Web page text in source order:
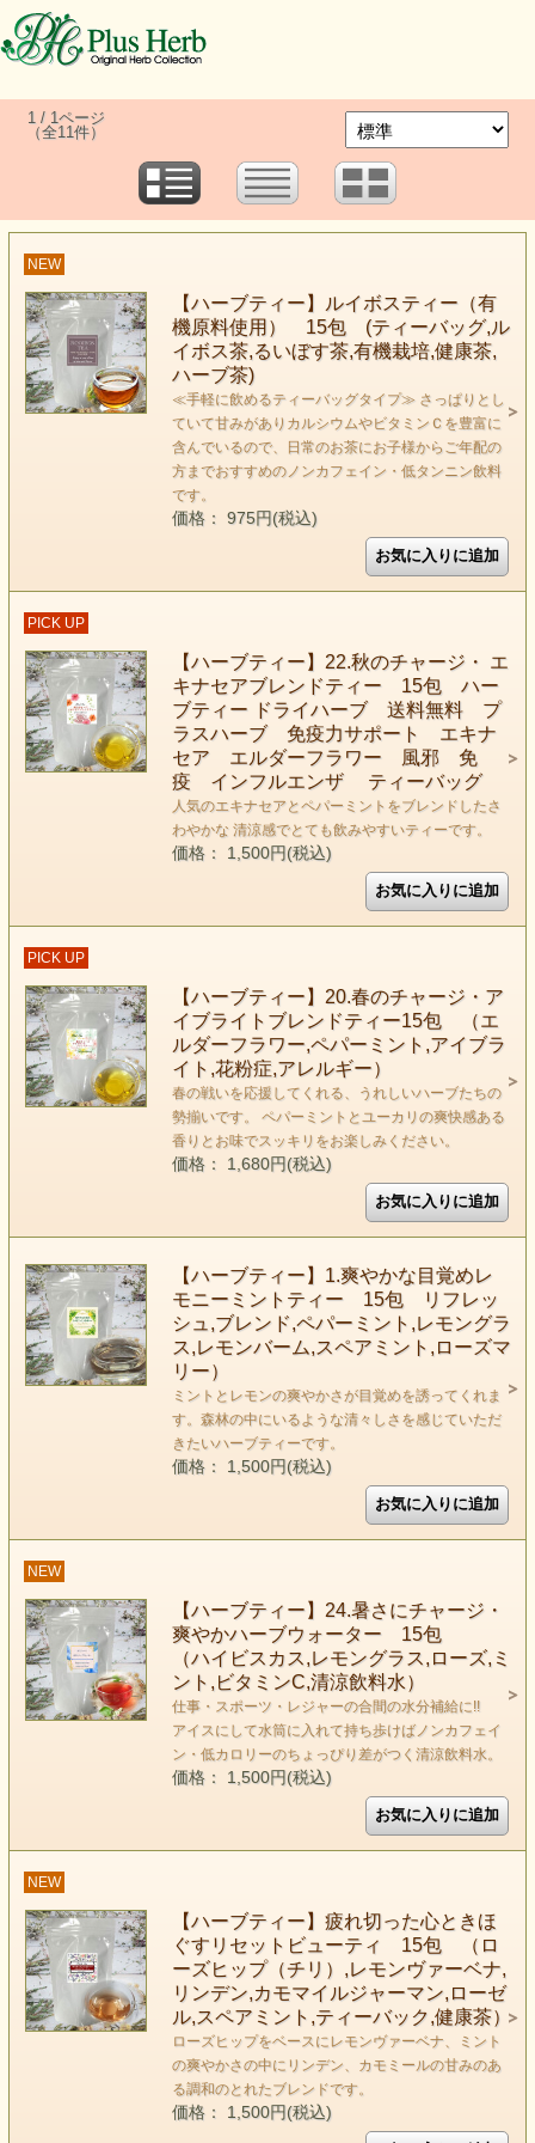
1 / 1ページ
（全11件）
NEW
【ハーブティー】ルイボスティー（有
機原料使用） 15包 (ティーバッグ,ル
イボス茶,るいぼす茶,有機栽培,健康茶,
ハーブ茶)
≪手軽に飲めるティーバッグタイプ≫ さっぱりとし
ていて甘みがありカルシウムやビタミンＣを豊富に
含んでいるので、日常のお茶にお子様からご年配の
方までおすすめのノンカフェイン・低タンニン飲料
です。
価格： 975円(税込)
PICK UP
【ハーブティー】22.秋のチャージ・ エ
キナセアブレンドティー 15包 ハー
ブティー ドライハーブ 送料無料 プ
ラスハーブ 免疫力サポート エキナ
セア エルダーフラワー 風邪 免
疫 インフルエンザ ティーバッグ
人気のエキナセアとペパーミントをブレンドしたさ
わやかな 清涼感でとても飲みやすいティーです。
価格： 1,500円(税込)
PICK UP
【ハーブティー】20.春のチャージ・ア
イブライトブレンドティー15包 （エ
ルダーフラワー,ペパーミント,アイブラ
イト,花粉症,アレルギー）
春の戦いを応援してくれる、うれしいハーブたちの
勢揃いです。 ペパーミントとユーカリの爽快感ある
香りとお味でスッキリをお楽しみください。
価格： 1,680円(税込)
【ハーブティー】1.爽やかな目覚めレ
モニーミントティー 15包 リフレッ
シュ,ブレンド,ペパーミント,レモングラ
ス,レモンバーム,スペアミント,ローズマ
リー）
ミントとレモンの爽やかさが目覚めを誘ってくれま
す。森林の中にいるような清々しさを感じていただ
きたいハーブティーです。
価格： 1,500円(税込)
NEW
【ハーブティー】24.暑さにチャージ・
爽やかハーブウォーター 15包
（ハイビスカス,レモングラス,ローズ,ミ
ント,ビタミンC,清涼飲料水）
仕事・スポーツ・レジャーの合間の水分補給に!!
アイスにして水筒に入れて持ち歩けばノンカフェイ
ン・低カロリーのちょっぴり差がつく清涼飲料水。
価格： 1,500円(税込)
NEW
【ハーブティー】疲れ切った心ときほ
ぐすリセットビューティ 15包 （ロ
ーズヒップ（チリ）,レモンヴァーベナ,
リンデン,カモマイルジャーマン,ローゼ
ル,スペアミント,ティーバック,健康茶）
ローズヒップをベースにレモンヴァーベナ、ミント
の爽やかさの中にリンデン、カモミールの甘みのあ
る調和のとれたブレンドです。
価格： 1,500円(税込)